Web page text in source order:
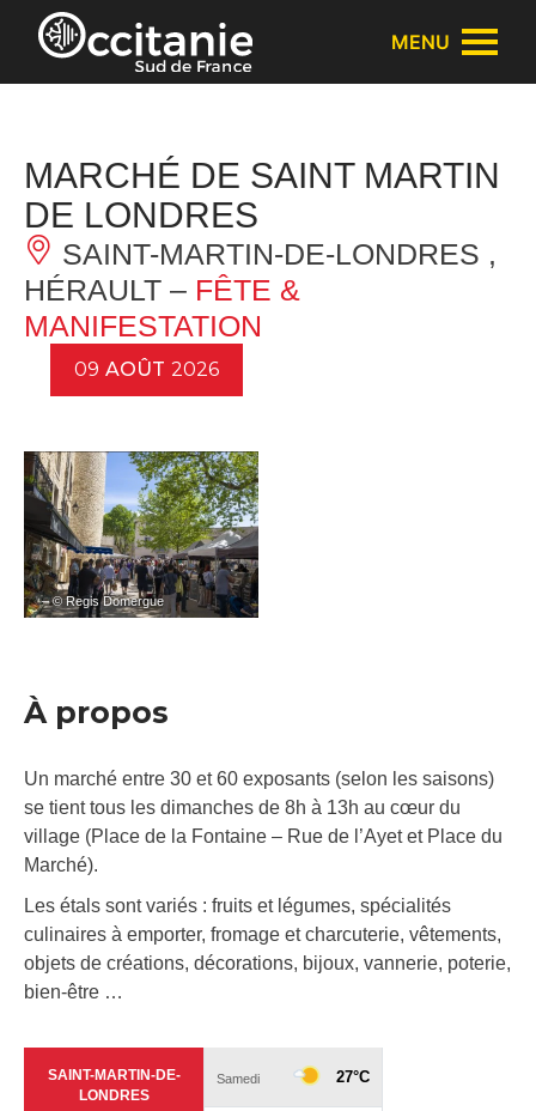
Panneau de gestion des cookies
MENU
MARCHÉ DE SAINT MARTIN
DE LONDRES
SAINT-MARTIN-DE-LONDRES ,
HÉRAULT – FÊTE &
MANIFESTATION
09 AOÛT 2026
– © Regis Domergue
À propos
Un marché entre 30 et 60 exposants (selon les saisons)
se tient tous les dimanches de 8h à 13h au cœur du
village (Place de la Fontaine – Rue de l’Ayet et Place du
Marché).
Les étals sont variés : fruits et légumes, spécialités
culinaires à emporter, fromage et charcuterie, vêtements,
objets de créations, décorations, bijoux, vannerie, poterie,
bien-être …